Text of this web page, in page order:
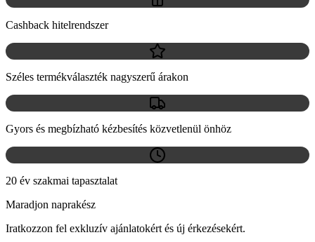
Cashback hitelrendszer
Széles termékválaszték nagyszerű árakon
Gyors és megbízható kézbesítés közvetlenül önhöz
20 év szakmai tapasztalat
Maradjon naprakész
Iratkozzon fel exkluzív ajánlatokért és új érkezésekért.